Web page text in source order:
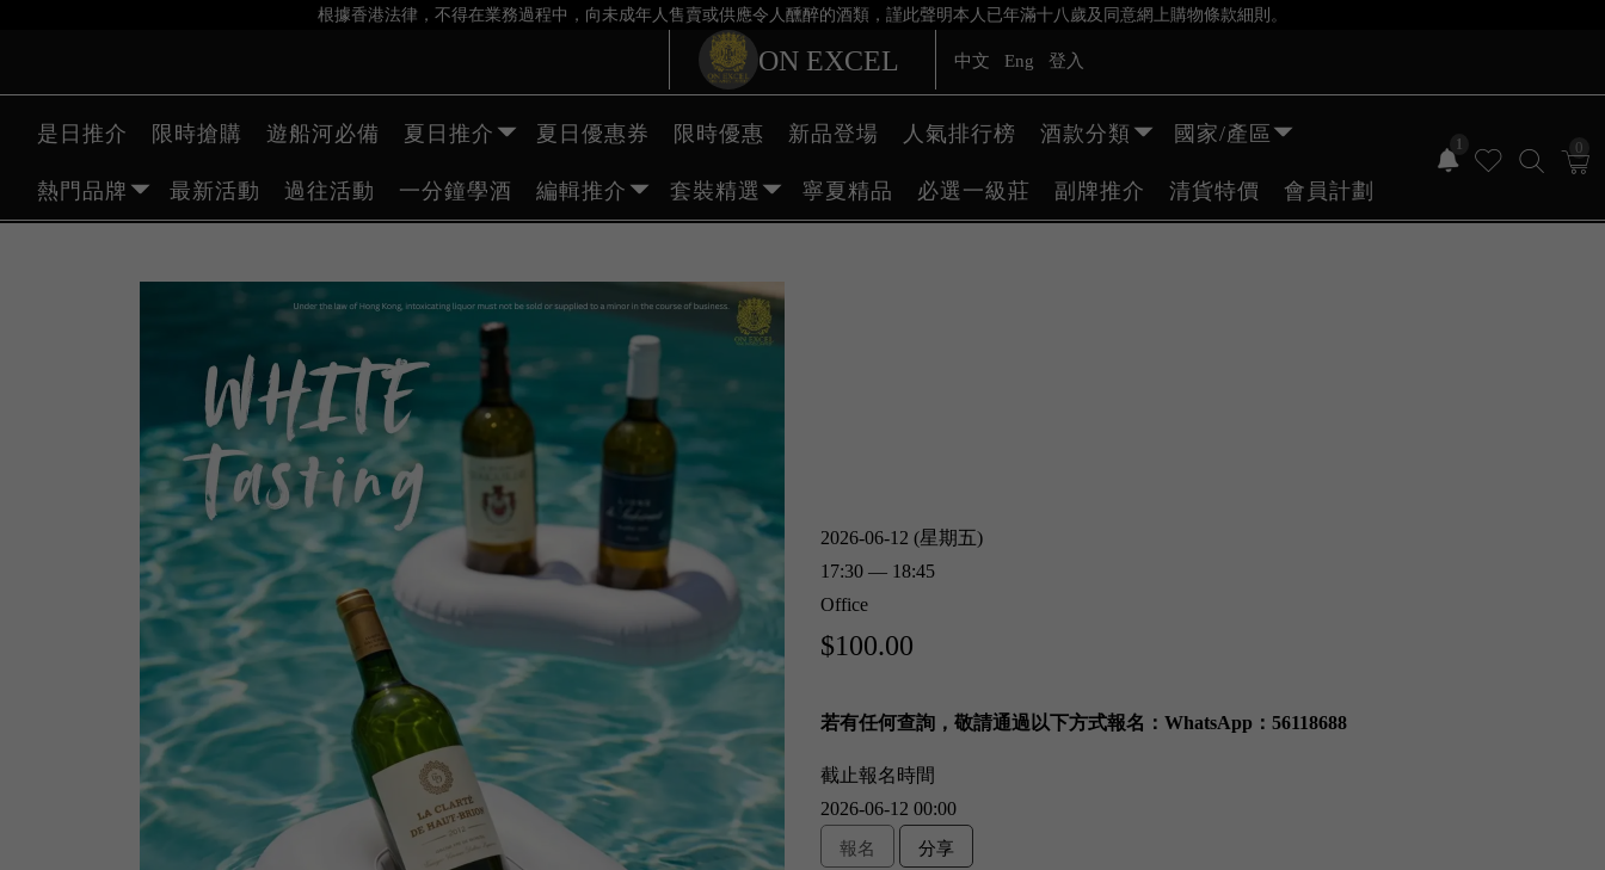
根據香港法律，不得在業務過程中，向未成年人售賣或供應令人醺醉的酒類，謹此聲明本人已年滿十八歲及同意網上購物條款細則。
ON EXCEL 中文 Eng 登入
1 0
是日推介 限時搶購 遊船河必備 夏日推介 夏日優惠券 限時優惠 新品登場 人氣排行榜 酒款分類 國家/產區
熱門品牌 最新活動 過往活動 一分鐘學酒 編輯推介 套裝精選 寧夏精品 必選一級莊 副牌推介 清貨特價 會員計劃
2026-06-12 (星期五)
17:30 — 18:45
Office
$100.00
若有任何查詢， 敬請通過以下方式報名： WhatsApp：56118688
截止報名時間
2026-06-12 00:00
報名 分享